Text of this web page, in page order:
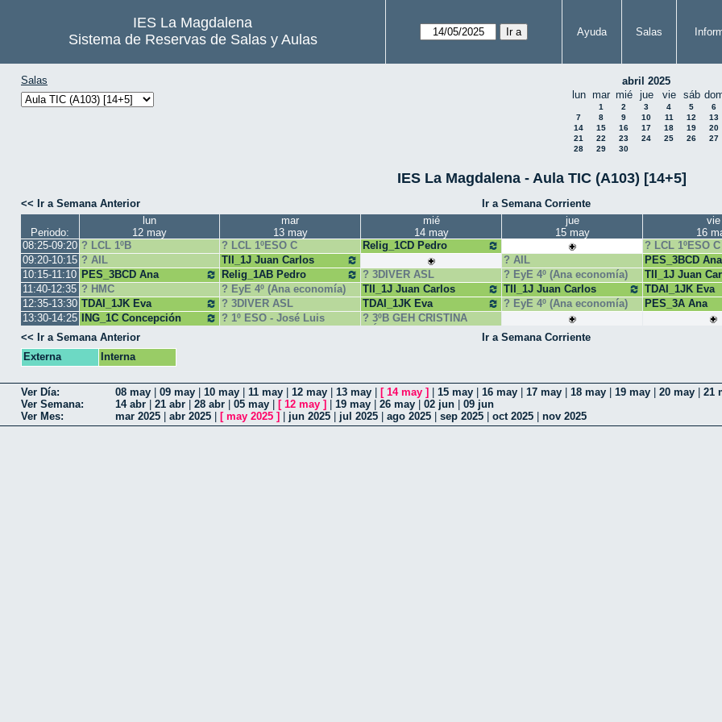
IES La Magdalena
Sistema de Reservas de Salas y Aulas
Ayuda Salas
Salas
abril 2025
lun mar mié jue vie sáb
1 2 3 4 5
6
7
8 9 10 11 12
13
14
15 16 17 18 19
20
21
22 23 24 25 26
27
28
29 30
IES La Magdalena - Aula TIC (A103) [14+5]
<< Ir a Semana Anterior Ir a Semana Corriente
Periodo:
lun
12 may
mar
13 may
mié
14 may
jue
15 may
vie
16
08:25-09:20
LCL 1ºB LCL 1ºESO C Relig_1CD Pedro
LCL 1ºESO C
09:20-10:15
AIL TII_1J Juan Carlos AIL
PES_3BCD Ana
10:15-11:10 PES_3BCD Ana Relig_1AB Pedro 3DIVER ASL EyE 4º (Ana economía)
TII_1J Juan
11:40-12:35
HMC EyE 4º (Ana economía) TII_1J Juan Carlos TII_1J Juan Carlos
TDAI_1JK Eva
12:35-13:30 TDAI_1JK Eva 3DIVER ASL TDAI_1JK Eva EyE 4º (Ana economía)
PES_3A Ana
13:30-14:25
ING_1C Concepción 1º ESO - José Luis
3ºB GEH CRISTINA
<< Ir a Semana Anterior
Ir a Semana Corriente
Externa
Interna
Ver Día: 08 may 09 may 10 may 11 may 12 may 13 may [ 14 may ] 15 may 16 may 17 may 18 may 19 may 20 may
21
Ver Semana:
14 abr 21 abr 28 abr 05 may [ 12 may ] 19 may 26 may 02 jun
09 jun
Ver Mes:
mar 2025 abr 2025 [ may 2025 ] jun 2025 jul 2025 ago 2025 sep 2025 oct 2025 nov 2025